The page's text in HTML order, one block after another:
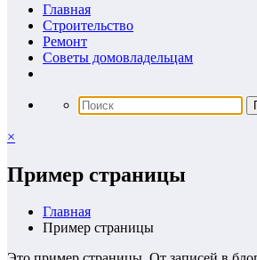
Главная
Строительство
Ремонт
Советы домовладельцам
×
Пример страницы
Главная
Пример страницы